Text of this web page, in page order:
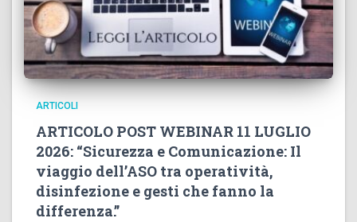
ARTICOLI
ARTICOLO POST WEBINAR 11 LUGLIO
2026: “Sicurezza e Comunicazione: Il
viaggio dell’ASO tra operatività,
disinfezione e gesti che fanno la
differenza.”